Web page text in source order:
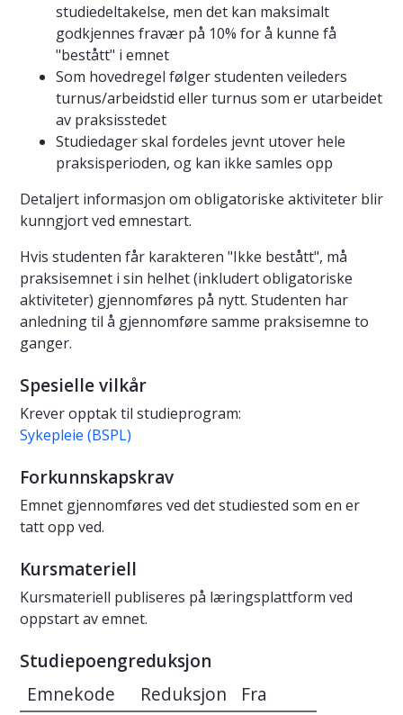
studiedeltakelse, men det kan maksimalt
godkjennes fravær på 10% for å kunne få
"bestått" i emnet
Som hovedregel følger studenten veileders
turnus/arbeidstid eller turnus som er utarbeidet
av praksisstedet
Studiedager skal fordeles jevnt utover hele
praksisperioden, og kan ikke samles opp
Detaljert informasjon om obligatoriske aktiviteter blir
kunngjort ved emnestart.
Hvis studenten får karakteren "Ikke bestått", må
praksisemnet i sin helhet (inkludert obligatoriske
aktiviteter) gjennomføres på nytt. Studenten har
anledning til å gjennomføre samme praksisemne to
ganger.
Spesielle vilkår
Krever opptak til studieprogram:
Sykepleie (BSPL)
Forkunnskapskrav
Emnet gjennomføres ved det studiested som en er
tatt opp ved.
Kursmateriell
Kursmateriell publiseres på læringsplattform ved
oppstart av emnet.
Studiepoengreduksjon
Emnekode Reduksjon Fra